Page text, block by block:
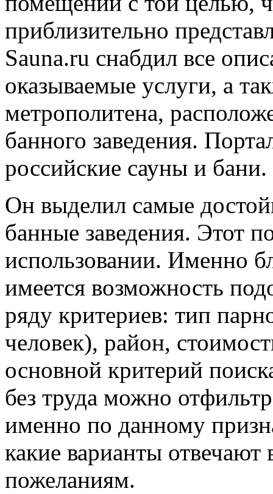
приблизительно
Sauna.ru снабдил все
оказываемые услуги, а
метрополитена,
банного заведения.
российские сауны и бани.
Он выделил самые
банные заведения. Этот
использовании. Именно
имеется возможность
ряду критериев: тип
человек), район,
основной критерий
без труда можно
именно по данному
какие варианты
пожеланиям.